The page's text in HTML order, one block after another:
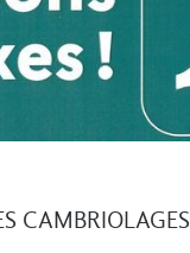
CAMBRIOLAGES